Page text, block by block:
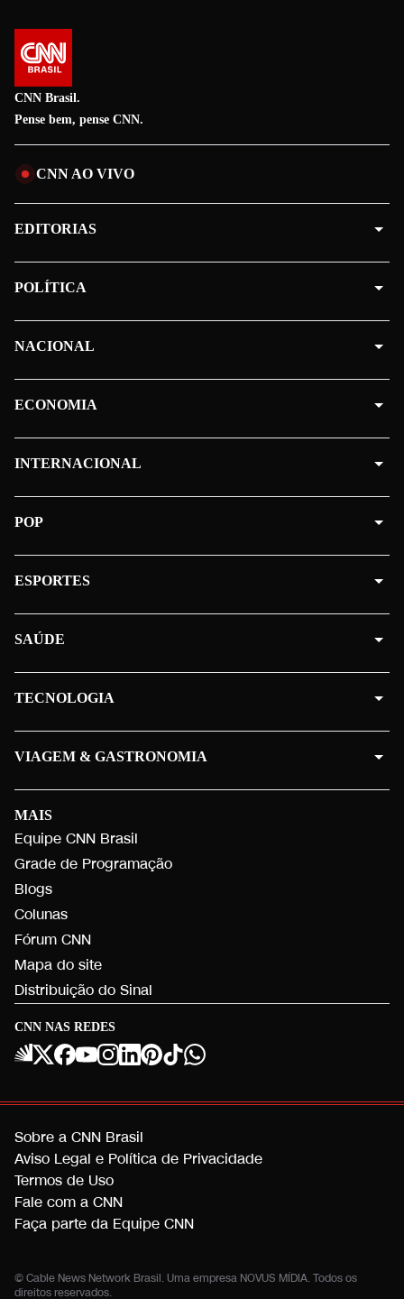
CNN Brasil.
Pense bem, pense CNN.
CNN AO VIVO
CNN NAS REDES
MAIS
Equipe CNN Brasil
Grade de Programação
Blogs
Colunas
Fórum CNN
Mapa do site
Distribuição do Sinal
EDITORIAS
POLÍTICA
NACIONAL
ECONOMIA
INTERNACIONAL
POP
ESPORTES
SAÚDE
TECNOLOGIA
VIAGEM & GASTRONOMIA
Sobre a CNN Brasil
Aviso Legal e Política de Privacidade
Termos de Uso
Fale com a CNN
Faça parte da Equipe CNN
© Cable News Network Brasil. Uma empresa NOVUS MÍDIA. Todos os
direitos reservados.